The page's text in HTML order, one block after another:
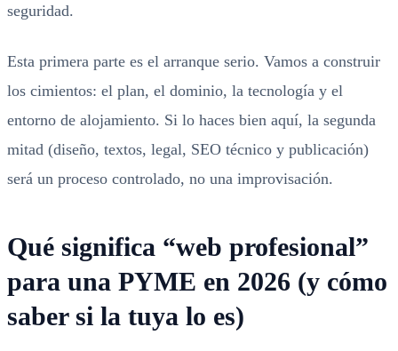
seguridad.
Esta primera parte es el arranque serio. Vamos a construir
los cimientos: el plan, el dominio, la tecnología y el
entorno de alojamiento. Si lo haces bien aquí, la segunda
mitad (diseño, textos, legal, SEO técnico y publicación)
será un proceso controlado, no una improvisación.
Qué significa “web profesional”
para una PYME en 2026 (y cómo
saber si la tuya lo es)